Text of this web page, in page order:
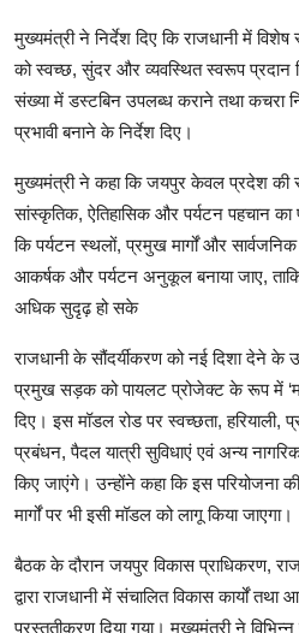
मुख्यमंत्री ने निर्देश दिए कि राजधानी में
को स्वच्छ, सुंदर और व्यवस्थित स्वरूप प्रदान
संख्या में डस्टबिन उपलब्ध कराने तथा कचरा
प्रभावी बनाने के निर्देश दिए।
मुख्यमंत्री ने कहा कि जयपुर केवल प्रदेश की
सांस्कृतिक, ऐतिहासिक और पर्यटन पहचान
कि पर्यटन स्थलों, प्रमुख मार्गों और
आकर्षक और पर्यटन अनुकूल बनाया जाए,
अधिक सुदृढ़ हो सके
राजधानी के सौंदर्यीकरण को नई दिशा देने के
प्रमुख सड़क को पायलट प्रोजेक्ट के रूप में
दिए। इस मॉडल रोड पर स्वच्छता, हरियाली,
प्रबंधन, पैदल यात्री सुविधाएं एवं अन्य
किए जाएंगे। उन्होंने कहा कि इस
मार्गों पर भी इसी मॉडल को लागू किया जाएगा।
बैठक के दौरान जयपुर विकास प्राधिकरण,
द्वारा राजधानी में संचालित विकास कार्यों तथा
प्रस्तुतीकरण दिया गया। मुख्यमंत्री ने